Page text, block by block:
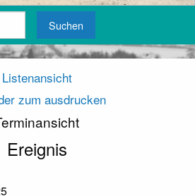
Suchen
Listenansicht
zum ausdrucken
Ereignis